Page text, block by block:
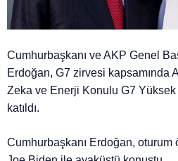
Cumhurbaşkanı ve AKP Genel
Erdoğan, G7 zirvesi kapsamında
Zeka ve Enerji Konulu G7 Yüksek
katıldı.
Cumhurbaşkanı Erdoğan, oturum